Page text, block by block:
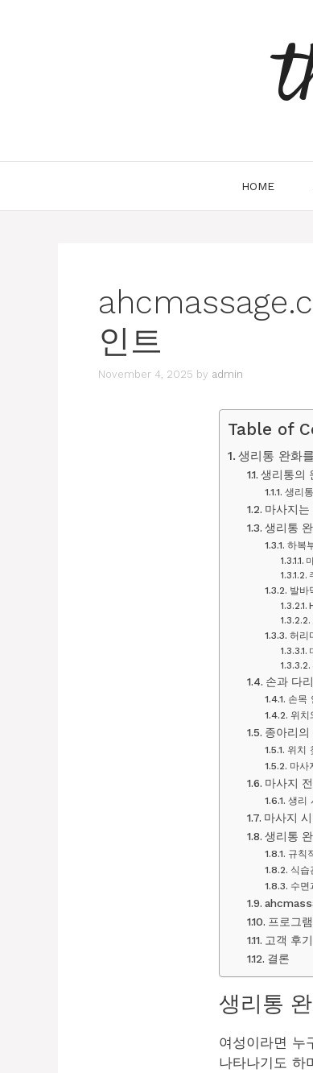
HOME
인트
November 4, 2025 by admin
Table of
생리통 완화
생리통의
생리
마사지
생리통
하복
발바
허리
손과 다
손목
위치
종아리의
위치
마사
마사지
생리
마사지
생리통
규칙
식습
수면
프로그
고객 후
결론
생리통
여성이라면 누
나타나기도 하